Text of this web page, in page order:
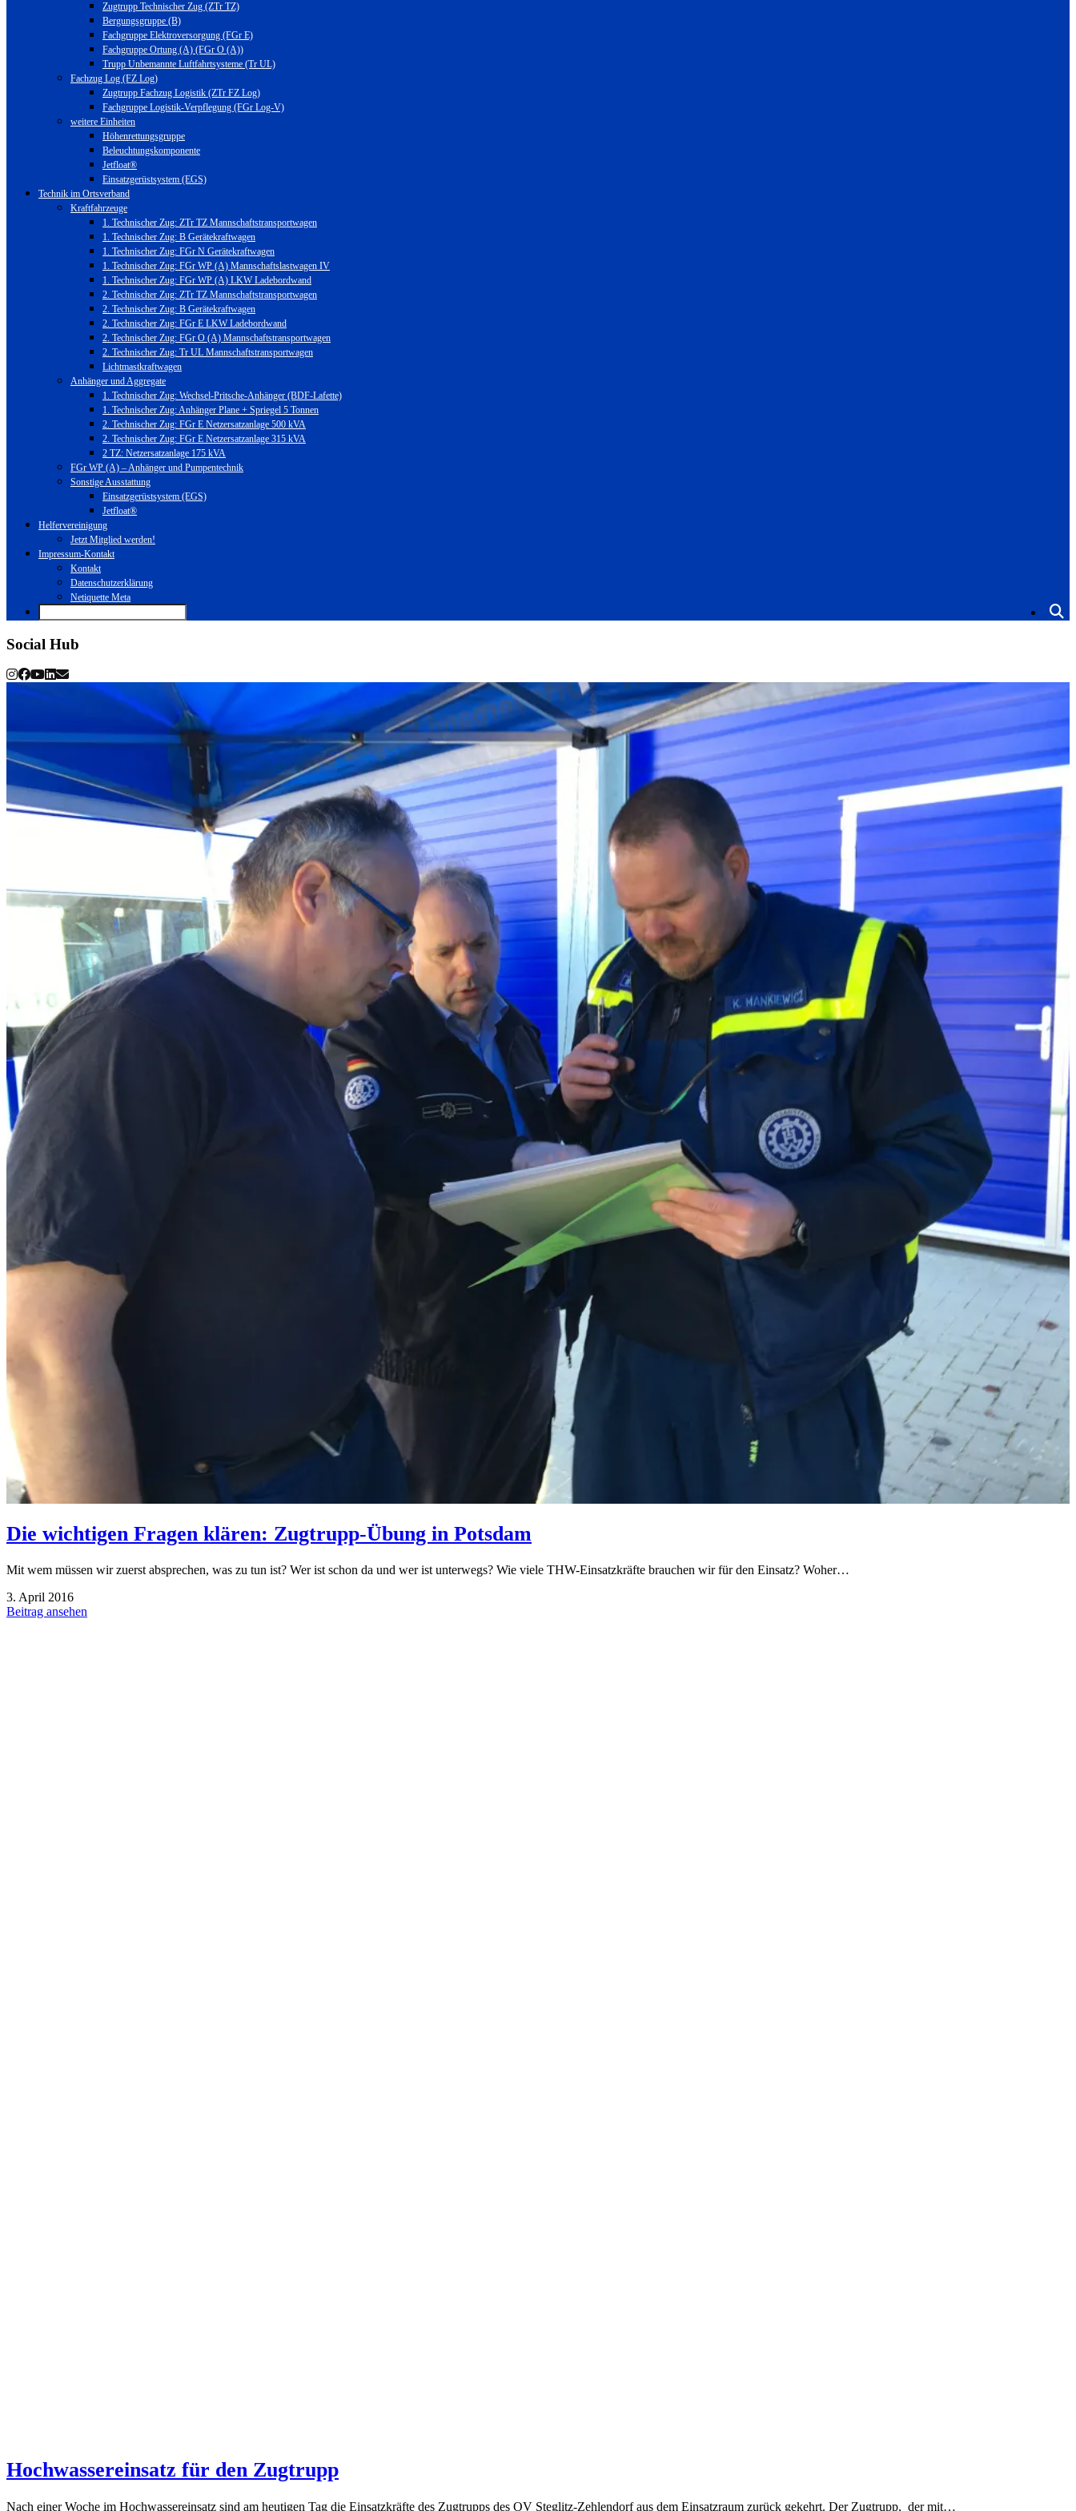
Zugtrupp Technischer Zug (ZTr TZ)
Bergungsgruppe (B)
Fachgruppe Elektroversorgung (FGr E)
Fachgruppe Ortung (A) (FGr O (A))
Trupp Unbemannte Luftfahrtsysteme (Tr UL)
Fachzug Log (FZ Log)
Zugtrupp Fachzug Logistik (ZTr FZ Log)
Fachgruppe Logistik-Verpflegung (FGr Log-V)
weitere Einheiten
Höhenrettungsgruppe
Beleuchtungskomponente
Jetfloat®
Einsatzgerüstsystem (EGS)
Technik im Ortsverband
Kraftfahrzeuge
1. Technischer Zug: ZTr TZ Mannschaftstransportwagen
1. Technischer Zug: B Gerätekraftwagen
1. Technischer Zug: FGr N Gerätekraftwagen
1. Technischer Zug: FGr WP (A) Mannschaftslastwagen IV
1. Technischer Zug: FGr WP (A) LKW Ladebordwand
2. Technischer Zug: ZTr TZ Mannschaftstransportwagen
2. Technischer Zug: B Gerätekraftwagen
2. Technischer Zug: FGr E LKW Ladebordwand
2. Technischer Zug: FGr O (A) Mannschaftstransportwagen
2. Technischer Zug: Tr UL Mannschaftstransportwagen
Lichtmastkraftwagen
Anhänger und Aggregate
1. Technischer Zug: Wechsel-Pritsche-Anhänger (BDF-Lafette)
1. Technischer Zug: Anhänger Plane + Spriegel 5 Tonnen
2. Technischer Zug: FGr E Netzersatzanlage 500 kVA
2. Technischer Zug: FGr E Netzersatzanlage 315 kVA
2 TZ: Netzersatzanlage 175 kVA
FGr WP (A) – Anhänger und Pumpentechnik
Sonstige Ausstattung
Einsatzgerüstsystem (EGS)
Jetfloat®
Helfervereinigung
Jetzt Mitglied werden!
Impressum-Kontakt
Kontakt
Datenschutzerklärung
Netiquette Meta
Social Hub
Die wichtigen Fragen klären: Zugtrupp-Übung in Potsdam
Mit wem müssen wir zuerst absprechen, was zu tun ist? Wer ist schon da und wer ist unterwegs? Wie viele THW-Einsatzkräfte brauchen wir für den Einsatz? Woher…
3. April 2016
Beitrag ansehen
Hochwassereinsatz für den Zugtrupp
Nach einer Woche im Hochwassereinsatz sind am heutigen Tag die Einsatzkräfte des Zugtrupps des OV Steglitz-Zehlendorf aus dem Einsatzraum zurück gekehrt. Der Zugtrupp, der mit…